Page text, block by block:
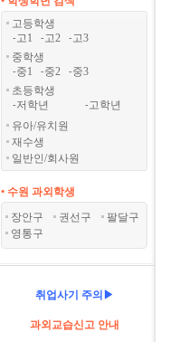
고등학생
-고1 -고2 -고3
중학생
-중1 -중2 -중3
초등학생
-저학년 -고학년
유아/유치원
재수생
일반인/회사원
• 수원 과외학생
장안구
권선구
팔달구
영통구
취업사기 주의▶
과외교습신고 안내